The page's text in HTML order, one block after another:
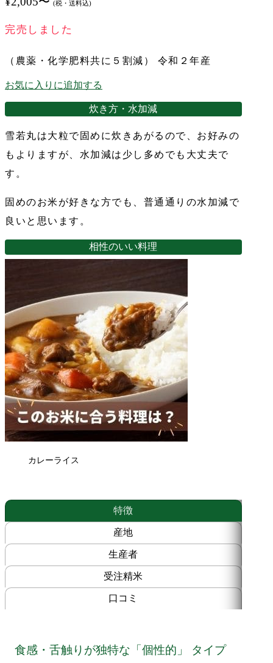
(税・送料込)
完売しました
（農薬・化学肥料共に５割減） 令和２年産
お気に入りに追加する
炊き方・水加減
雪若丸は大粒で固めに炊きあがるので、お好みの
もよりますが、水加減は少し多めでも大丈夫で
す。
固めのお米が好きな方でも、普通通りの水加減で
良いと思います。
相性のいい料理
カレーライス
特徴
産地
生産者
受注精米
口コミ
食感・舌触りが独特な 「個性的」 タイプ
写真の袋はイメージです。重量によって異な
ります。